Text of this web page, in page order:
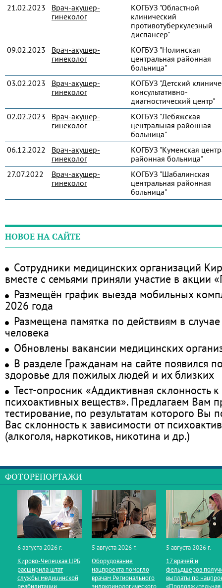
21.02.2023
Врач-акушер-
гинеколог
КОГБУЗ "Областной
клинический
противотуберкулезный
диспансер"
09.02.2023
Врач-акушер-
гинеколог
КОГБУЗ "Нолинская
центральная районная
больница"
03.02.2023
Врач-акушер-
гинеколог
КОГБУЗ "Детский
консультативно-
диагностический центр"
02.02.2023
Врач-акушер-
гинеколог
КОГБУЗ "Лебяжская
центральная районная
больница"
06.12.2022
Врач-акушер-
гинеколог
КОГБУЗ "Куменская
районная больница"
27.07.2022
Врач-акушер-
гинеколог
КОГБУЗ "Шабалинская
центральная районная
больница"
НОВОЕ НА САЙТЕ
Сотрудники медицинских организаций
вместе с семьями приняли участие в акции
Размещён график выезда мобильных
2026 года
Размещена памятка по действиям в
человека
Обновлены вакансии медицинских
В разделе Гражданам на сайте появился
здоровье для пожилых людей и их близких
Тест-опросник «Аддиктивная склонность
психоактивных веществ». Предлагаем Вам
тестирование, по результатам которого Вы
Вас склонность к зависимости от
(алкоголя, наркотиков, никотина и др.)
ФОТОРЕПОРТАЖИ
6 августа 2026 г.
Кирово‑Чепецкая ЦРБ
расширила штат
службы медицинской
реабилитации
5 августа 2026 г.
Оборудование
нацпроекта помогло
врачам Регионального
эндокринологического
5 августа 2026 г.
17 врачей и
фельдшеров
выплаты по
«Продолжительная